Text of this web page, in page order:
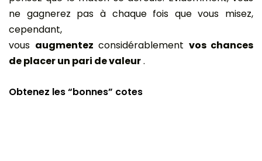
ne gagnerez pas à chaque fois que vous misez,
cependant,
vous augmentez considérablement vos chances
de placer un pari de valeur.
Obtenez les “bonnes” cotes